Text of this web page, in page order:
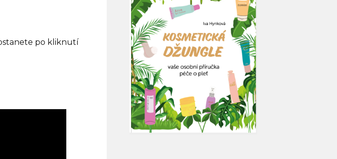
po kliknutí